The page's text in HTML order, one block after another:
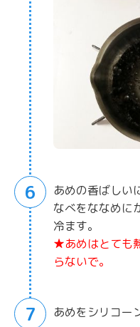
6
あめの香ばしい
なべをななめに
冷ます。
★あめはとても
らないで。
7 あめをシリコー